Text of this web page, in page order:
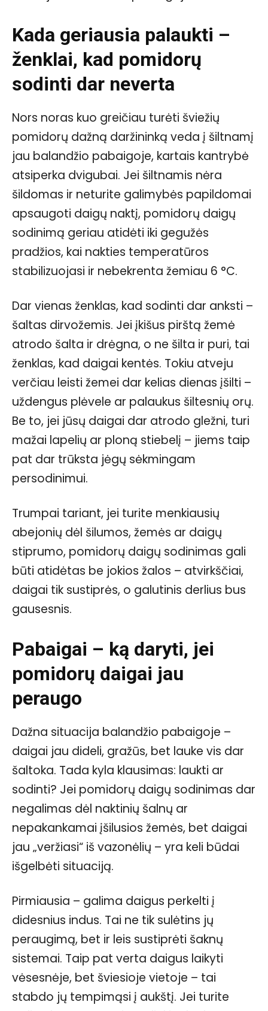
Kada geriausia palaukti –
ženklai, kad pomidorų
sodinti dar neverta
Nors noras kuo greičiau turėti šviežių
pomidorų dažną daržininką veda į šiltnamį
jau balandžio pabaigoje, kartais kantrybė
atsiperka dvigubai. Jei šiltnamis nėra
šildomas ir neturite galimybės papildomai
apsaugoti daigų naktį, pomidorų daigų
sodinimą geriau atidėti iki gegužės
pradžios, kai nakties temperatūros
stabilizuojasi ir nebekrenta žemiau 6 °C.
Dar vienas ženklas, kad sodinti dar anksti –
šaltas dirvožemis. Jei įkišus pirštą žemė
atrodo šalta ir drėgna, o ne šilta ir puri, tai
ženklas, kad daigai kentės. Tokiu atveju
verčiau leisti žemei dar kelias dienas įšilti –
uždengus plėvele ar palaukus šiltesnių orų.
Be to, jei jūsų daigai dar atrodo gležni, turi
mažai lapelių ar ploną stiebelį – jiems taip
pat dar trūksta jėgų sėkmingam
persodinimui.
Trumpai tariant, jei turite menkiausių
abejonių dėl šilumos, žemės ar daigų
stiprumo, pomidorų daigų sodinimas gali
būti atidėtas be jokios žalos – atvirkščiai,
daigai tik sustiprės, o galutinis derlius bus
gausesnis.
Pabaigai – ką daryti, jei
pomidorų daigai jau
peraugo
Dažna situacija balandžio pabaigoje –
daigai jau dideli, gražūs, bet lauke vis dar
šaltoka. Tada kyla klausimas: laukti ar
sodinti? Jei pomidorų daigų sodinimas dar
negalimas dėl naktinių šalnų ar
nepakankamai įšilusios žemės, bet daigai
jau „veržiasi“ iš vazonėlių – yra keli būdai
išgelbėti situaciją.
Pirmiausia – galima daigus perkelti į
didesnius indus. Tai ne tik sulėtins jų
peraugimą, bet ir leis sustiprėti šaknų
sistemai. Taip pat verta daigus laikyti
vėsesnėje, bet šviesioje vietoje – tai
stabdo jų tempimąsi į aukštį. Jei turite